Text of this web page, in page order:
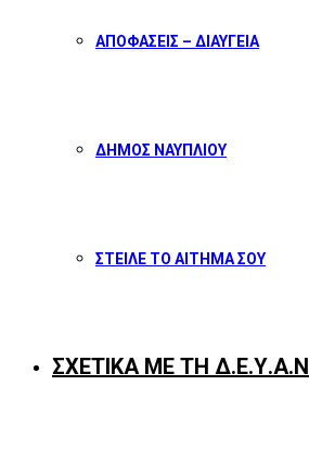
ΑΠΟΦΑΣΕΙΣ – ΔΙΑΥΓΕΙΑ
ΔΗΜΟΣ ΝΑΥΠΛΙΟΥ
ΣΤΕΙΛΕ ΤΟ ΑΙΤΗΜΑ ΣΟΥ
ΣΧΕΤΙΚΑ ΜΕ ΤΗ Δ.Ε.Υ.Α.Ν